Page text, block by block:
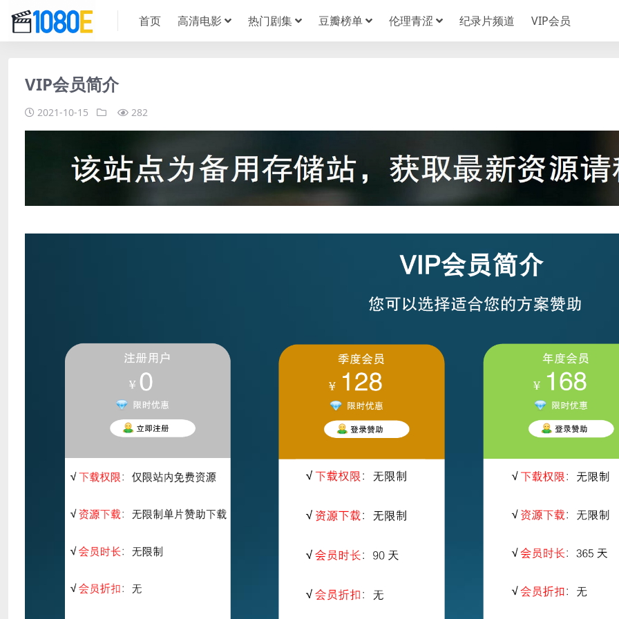
首页 高清电影 热门剧集 豆瓣榜单 伦理青涩 纪录片频道 VIP会员
VIP会员简介
2021-10-15 282